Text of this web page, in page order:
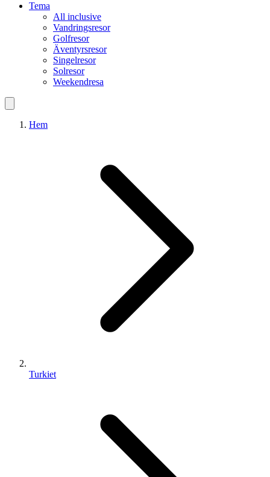
Tema
All inclusive
Vandringsresor
Golfresor
Äventyrsresor
Singelresor
Solresor
Weekendresa
Hem
Turkiet